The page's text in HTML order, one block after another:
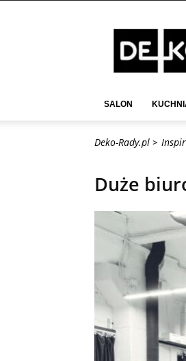
Deko-
Rady.pl
SALON
Deko-Rady.pl >
Duże